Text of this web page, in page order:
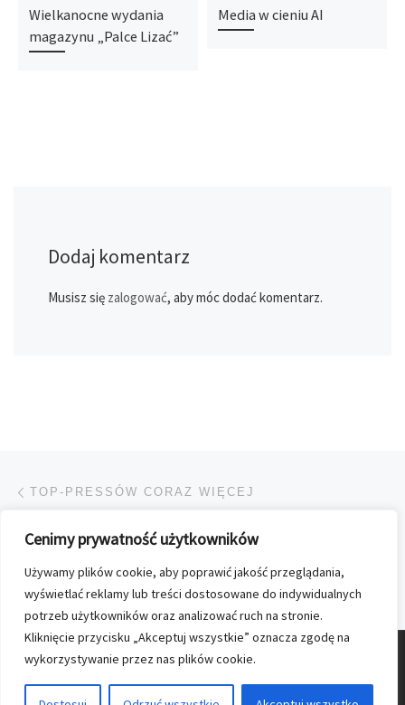
Cenimy prywatność użytkowników
Używamy plików cookie, aby poprawić jakość przeglądania,
wyświetlać reklamy lub treści dostosowane do indywidualnych
potrzeb użytkowników oraz analizować ruch na stronie.
Kliknięcie przycisku „Akceptuj wszystkie” oznacza zgodę na
wykorzystywanie przez nas plików cookie.
Wielkanocne wydania
magazynu „Palce Lizać”
Media w cieniu AI
Dodaj komentarz
Musisz się zalogować, aby móc dodać komentarz.
Przeglądanie Wpisów
TOP-PRESSÓW CORAZ WIĘCEJ
POWRÓT DO LISTY
JEDNA PANI DRUGIEJ PANI
© 2026 Nasz Kolporter – Wszelkie prawa zastrzezone